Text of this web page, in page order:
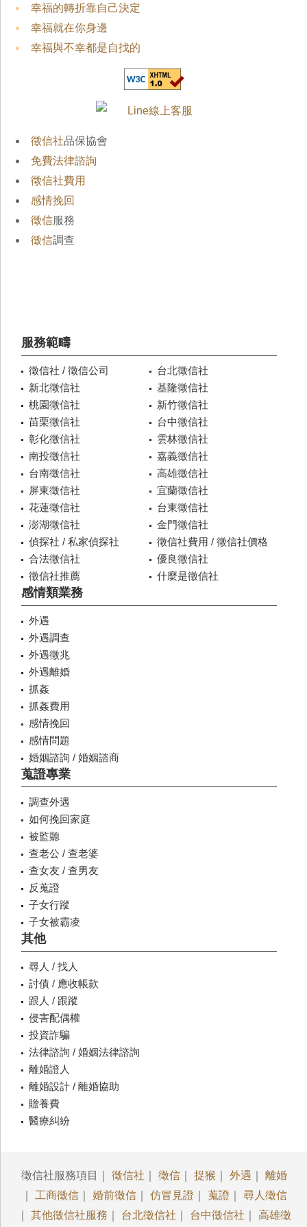
幸福的轉折靠自己決定
幸福就在你身邊
幸福與不幸都是自找的
徵信社品保協會
免費法律諮詢
徵信社費用
感情挽回
徵信服務
徵信調查
服務範疇
徵信社 / 徵信公司
台北徵信社
新北徵信社
基隆徵信社
桃園徵信社
新竹徵信社
苗栗徵信社
台中徵信社
彰化徵信社
雲林徵信社
南投徵信社
嘉義徵信社
台南徵信社
高雄徵信社
屏東徵信社
宜蘭徵信社
花蓮徵信社
台東徵信社
澎湖徵信社
金門徵信社
偵探社 / 私家偵探社
徵信社費用 / 徵信社價格
合法徵信社
優良徵信社
徵信社推薦
什麼是徵信社
感情類業務
外遇
外遇調查
外遇徵兆
外遇離婚
抓姦
抓姦費用
感情挽回
感情問題
婚姻諮詢 / 婚姻諮商
蒐證專業
調查外遇
如何挽回家庭
被監聽
查老公 / 查老婆
查女友 / 查男友
反蒐證
子女行蹤
子女被霸凌
其他
尋人 / 找人
討債 / 應收帳款
跟人 / 跟蹤
侵害配偶權
投資詐騙
法律諮詢 / 婚姻法律諮詢
離婚證人
離婚設計 / 離婚協助
贍養費
醫療糾紛
徵信社服務項目｜ 徵信社 徵信 捉猴 外遇
離婚
工商徵信 婚前徵信 仿冒見證 蒐證
尋人徵信
其他徵信社服務 台北徵信社 台中徵信社 高雄徵